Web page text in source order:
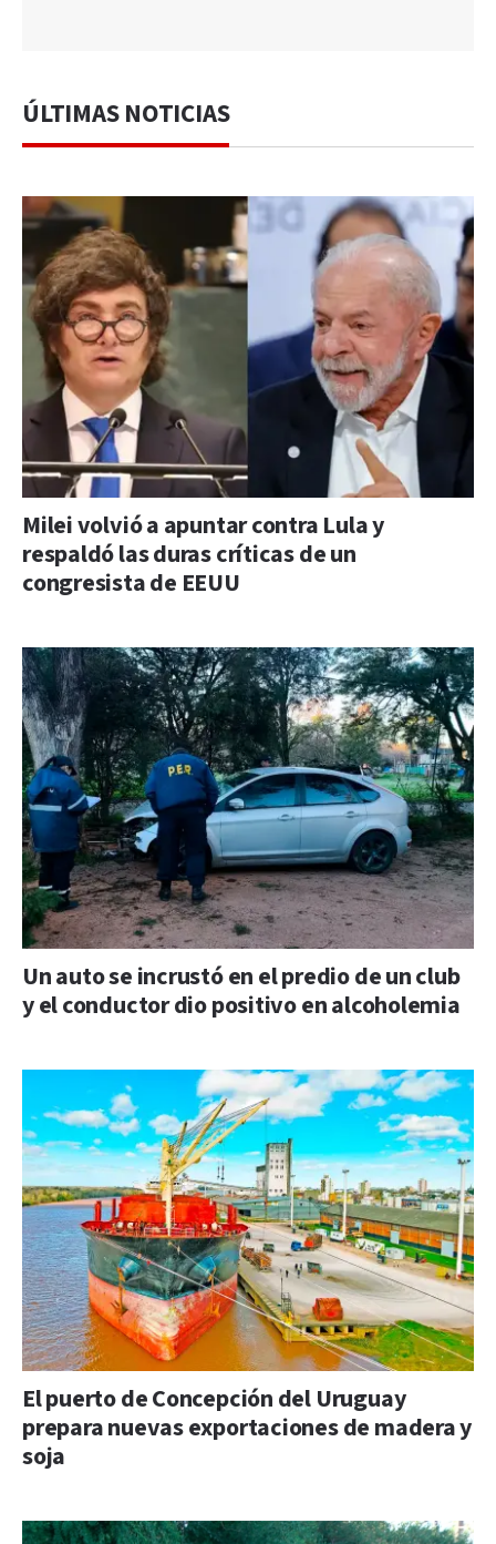
ÚLTIMAS NOTICIAS
Milei volvió a apuntar contra Lula y
respaldó las duras críticas de un
congresista de EEUU
Un auto se incrustó en el predio de un club
y el conductor dio positivo en alcoholemia
El puerto de Concepción del Uruguay
prepara nuevas exportaciones de madera y
soja